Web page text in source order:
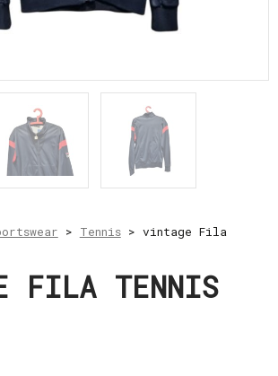
> Tennis> vintage Fila
FILA TENNIS